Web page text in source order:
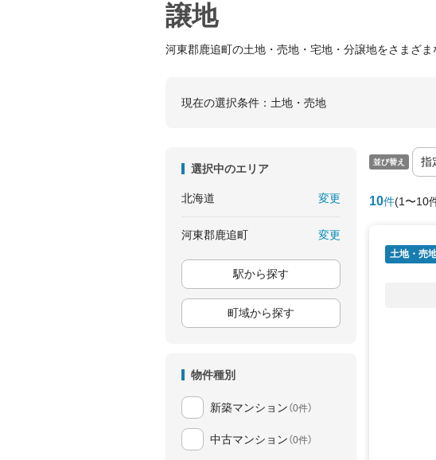
譲地
河東郡鹿追町の土地・売地・宅地・分譲地をさまざ
現在の選択条件： 土地・売地
選択中のエリア
北海道 変更
河東郡鹿追町 変更
駅から探す
町域から探す
物件種別
新築マンション （0件）
中古マンション （0件）
並び替え
10件(1〜10
土地・売